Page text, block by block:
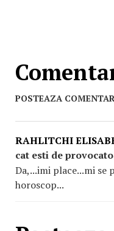
POSTEAZA
RAHLITCHI
cat esti de
Da,...imi place...mi
horoscop...